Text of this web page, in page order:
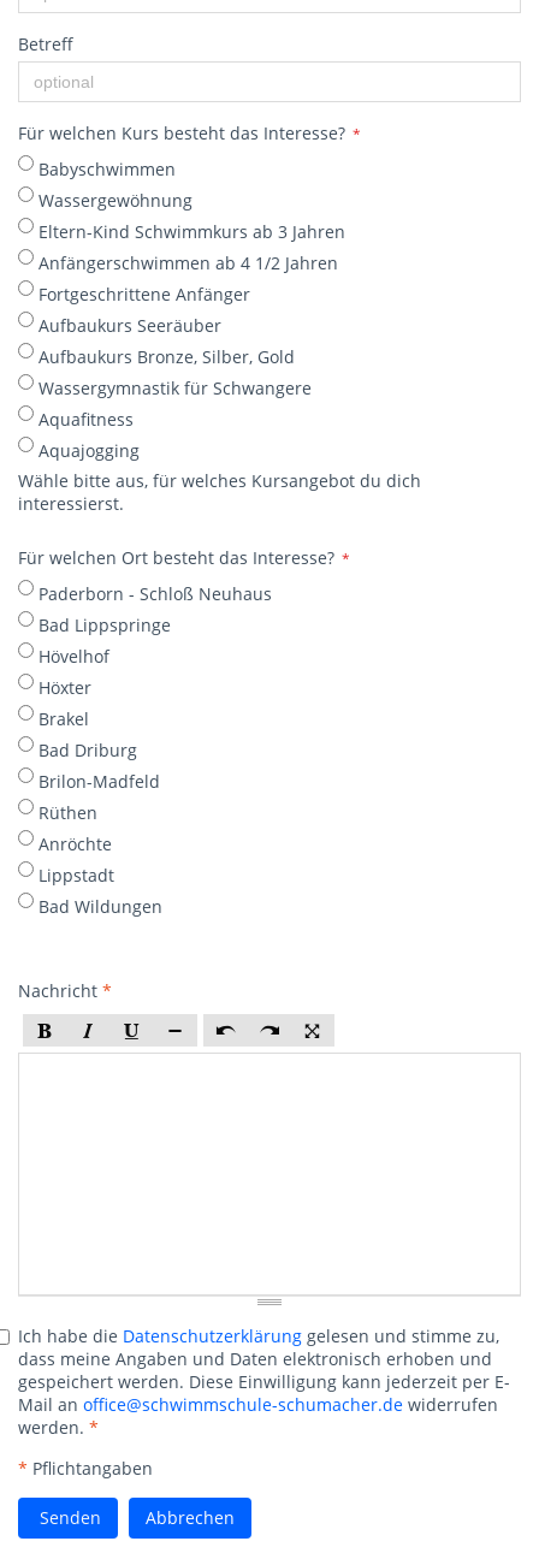
Betreff
Für welchen Kurs besteht das Interesse? *
Babyschwimmen
Wassergewöhnung
Eltern-Kind Schwimmkurs ab 3 Jahren
Anfängerschwimmen ab 4 1/2 Jahren
Fortgeschrittene Anfänger
Aufbaukurs Seeräuber
Aufbaukurs Bronze, Silber, Gold
Wassergymnastik für Schwangere
Aquafitness
Aquajogging
Wähle bitte aus, für welches Kursangebot du dich
interessierst.
Für welchen Ort besteht das Interesse? *
Paderborn - Schloß Neuhaus
Bad Lippspringe
Hövelhof
Höxter
Brakel
Bad Driburg
Brilon-Madfeld
Rüthen
Anröchte
Lippstadt
Bad Wildungen
Nachricht *
Ich habe die Datenschutzerklärung gelesen und stimme zu,
dass meine Angaben und Daten elektronisch erhoben und
gespeichert werden. Diese Einwilligung kann jederzeit per E-
Mail an office@schwimmschule-schumacher.de widerrufen
werden. *
* Pflichtangaben
Senden Abbrechen